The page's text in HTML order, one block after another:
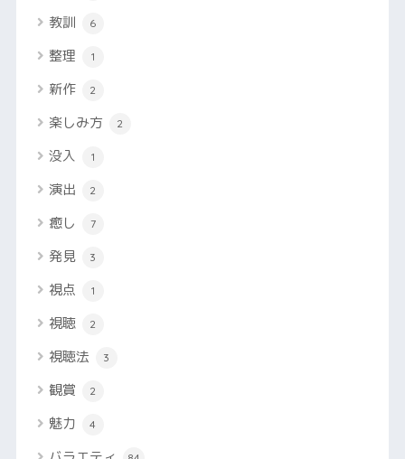
教訓 6
整理 1
新作 2
楽しみ方 2
没入 1
演出 2
癒し 7
発見 3
視点 1
視聴 2
視聴法 3
観賞 2
魅力 4